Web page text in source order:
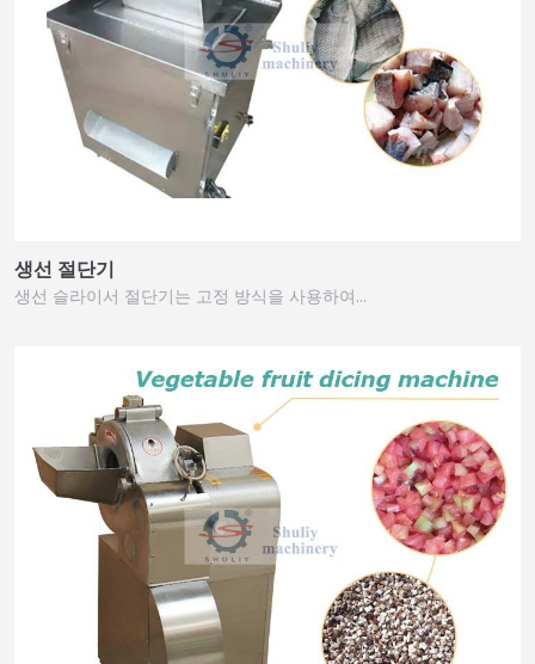
생선 절단기
생선 슬라이서 절단기는 고정 방식을 사용하여…